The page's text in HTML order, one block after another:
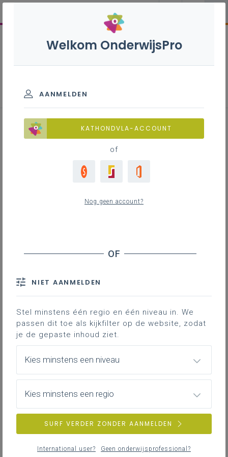
Leerplannen
Welkom OnderwijsPro
AANMELDEN
KATHONDVLA-ACCOUNT
of
Nog geen account?
NIET AANMELDEN
Stel minstens één regio en één niveau in. We
passen dit toe als kijkfilter op de website, zodat
je de gepaste inhoud ziet.
Kies minstens een niveau
Kies minstens een regio
SURF VERDER ZONDER AANMELDEN
International user? Geen onderwijsprofessional?